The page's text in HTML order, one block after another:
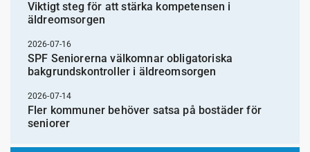
Viktigt steg för att stärka kompetensen i
äldreomsorgen
2026-07-16
SPF Seniorerna välkomnar obligatoriska
bakgrundskontroller i äldreomsorgen
2026-07-14
Fler kommuner behöver satsa på bostäder för
seniorer